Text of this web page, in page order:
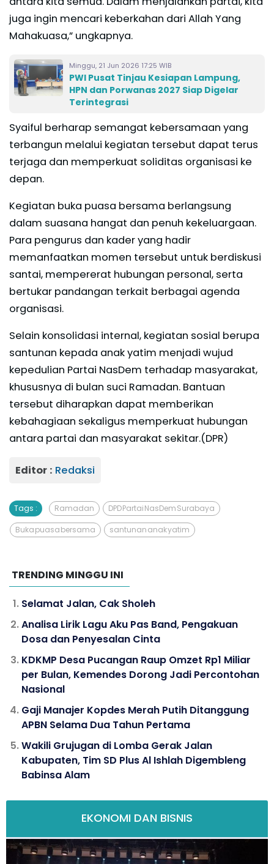
juga ingin mencari keberkahan dari Allah Yang
Mahakuasa,” ungkapnya.
Minggu, 21 Jun 2026 17:25 WIB
​PWI Pusat Tinjau Kesiapan Lampung,
HPN dan Porwanas 2027 Siap Digelar
Terintegrasi
Syaiful berharap semangat kebersamaan yang
terbangun melalui kegiatan tersebut dapat terus
terjaga dan memperkuat soliditas organisasi ke
depan.
Kegiatan buka puasa bersama berlangsung
dalam suasana hangat dan penuh kekeluargaan.
Para pengurus dan kader yang hadir
memanfaatkan momen tersebut untuk berdiskusi
santai, mempererat hubungan personal, serta
bertukar pandangan terkait berbagai agenda
organisasi.
Selain konsolidasi internal, kegiatan sosial berupa
santunan kepada anak yatim menjadi wujud
kepedulian Partai NasDem terhadap masyarakat,
khususnya di bulan suci Ramadan. Bantuan
tersebut diharapkan dapat memberikan
kebahagiaan sekaligus memperkuat hubungan
antara partai dan masyarakat sekitar.(DPR)
Editor : Redaksi
Tags : Ramadan DPD Partai NasDem Surabaya
Buka puasa bersama santunan anak yatim
TRENDING MINGGU INI
Selamat Jalan, Cak Sholeh
Analisa Lirik Lagu Aku Pas Band, Pengakuan
Dosa dan Penyesalan Cinta
KDKMP Desa Pucangan Raup Omzet Rp1 Miliar
per Bulan, Kemendes Dorong Jadi Percontohan
Nasional
Gaji Manajer Kopdes Merah Putih Ditanggung
APBN Selama Dua Tahun Pertama
Wakili Grujugan di Lomba Gerak Jalan
Kabupaten, Tim SD Plus Al Ishlah Digembleng
Babinsa Alam
EKONOMI DAN BISNIS